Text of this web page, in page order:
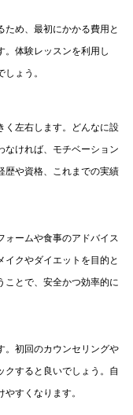
ため、最初にかかる費用と
。体験レッスンを利用し
ょう。
く左右します。どんなに設
なければ、モチベーション
歴や資格、これまでの実績
ォームや食事のアドバイス
イクやダイエットを目的と
ことで、安全かつ効率的に
。初回のカウンセリングや
クすると良いでしょう。自
すくなります。